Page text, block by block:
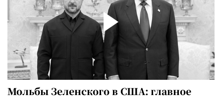
Мольбы Зеленского в США: главное